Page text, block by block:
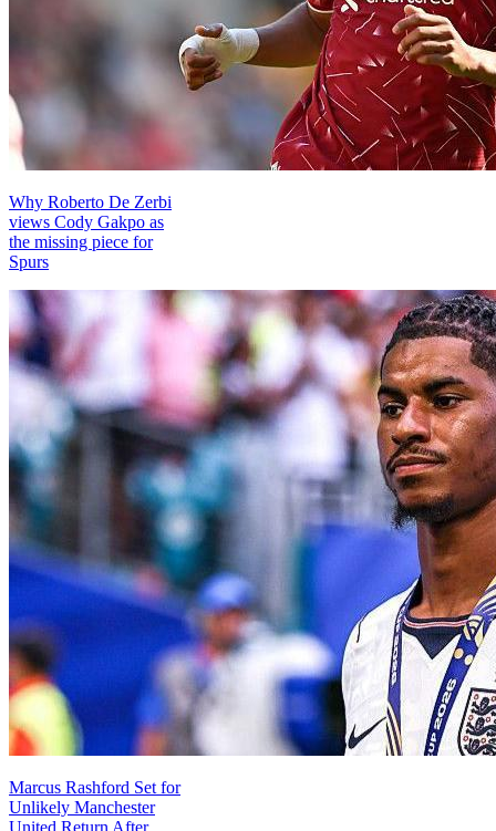
Why Roberto De Zerbi
views Cody Gakpo as
the missing piece for
Spurs
Marcus Rashford Set for
Unlikely Manchester
United Return After